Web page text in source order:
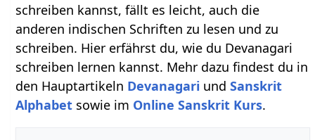
schreiben kannst, fällt es leicht, auch die
anderen indischen Schriften zu lesen und zu
schreiben. Hier erfährst du, wie du Devanagari
schreiben lernen kannst. Mehr dazu findest du in
den Hauptartikeln Devanagari undSanskrit
Alphabet sowie im Online Sanskrit Kurs.